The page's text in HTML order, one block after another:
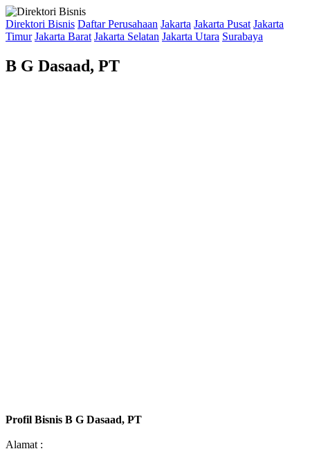
Direktori Bisnis Daftar Perusahaan Jakarta Jakarta Pusat Jakarta
Timur Jakarta Barat Jakarta Selatan Jakarta Utara Surabaya
B G Dasaad, PT
Profil Bisnis B G Dasaad, PT
Alamat :